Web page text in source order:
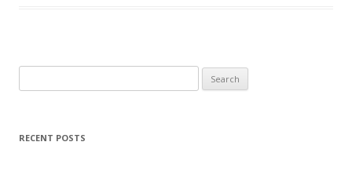
for:
RECENT POSTS